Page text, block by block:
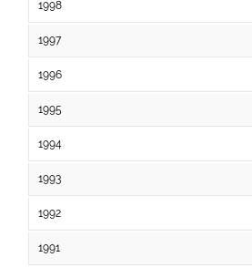
1998
1997
1996
1995
1994
1993
1992
1991